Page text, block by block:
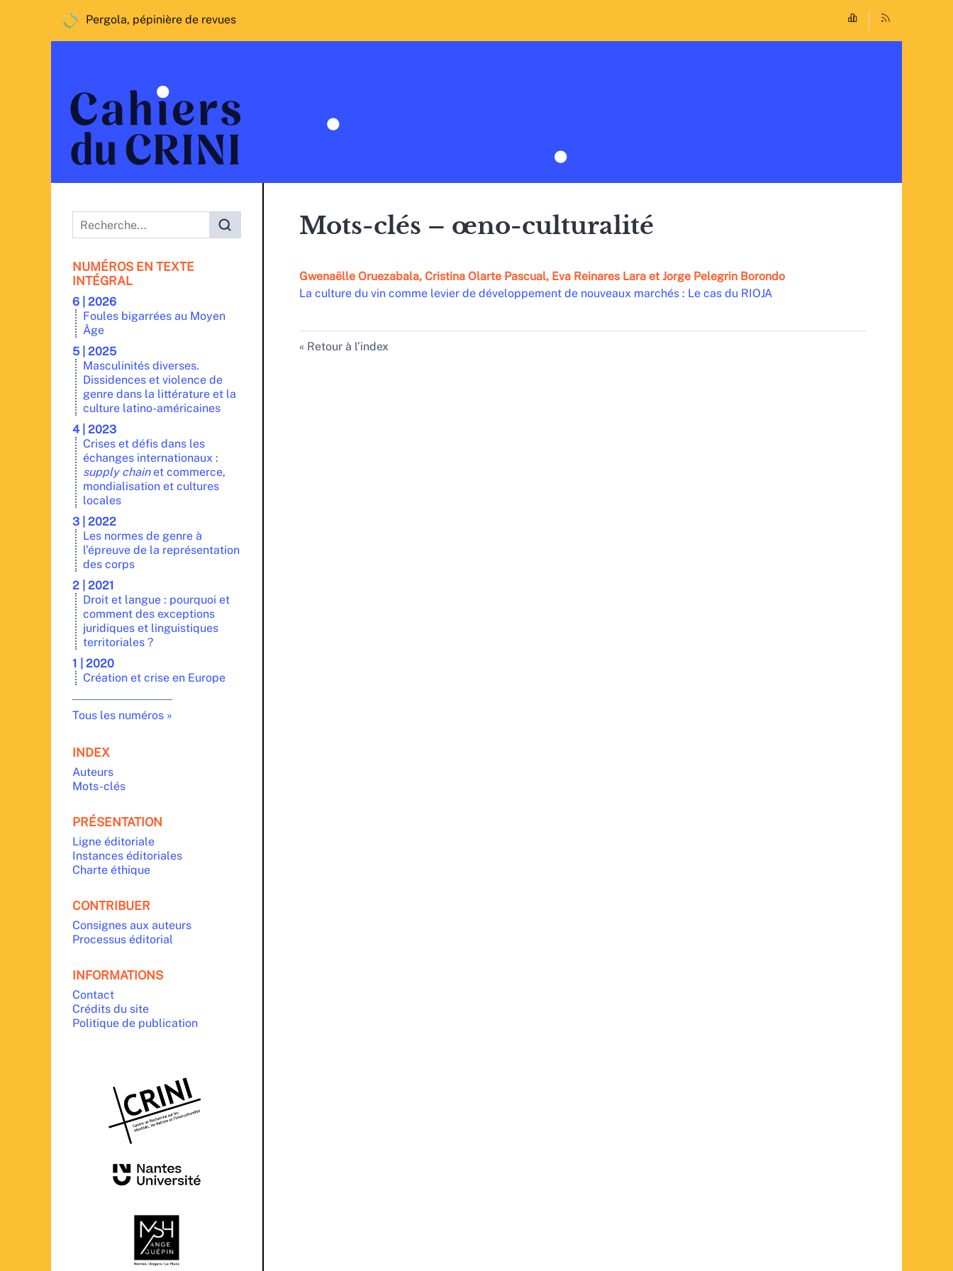
Pergola, pépinière de revues
Menu principal
NUMÉROS EN TEXTE
INTÉGRAL
6 | 2026
Foules bigarrées au Moyen
Âge
5 | 2025
Masculinités diverses.
Dissidences et violence de
genre dans la littérature et la
culture latino-américaines
4 | 2023
Crises et défis dans les
échanges internationaux :
supply chainet commerce,
mondialisation et cultures
locales
3 | 2022
Les normes de genre à
l’épreuve de la représentation
des corps
2 | 2021
Droit et langue : pourquoi et
comment des exceptions
juridiques et linguistiques
territoriales ?
1 | 2020
Création et crise en Europe
Tous les numéros
INDEX
Auteurs
Mots-clés
PRÉSENTATION
Ligne éditoriale
Instances éditoriales
Charte éthique
CONTRIBUER
Consignes aux auteurs
Processus éditorial
INFORMATIONS
Contact
Crédits du site
Politique de publication
Mots-clés – œno-culturalité
Gwenaëlle Oruezabala, Cristina Olarte Pascual, Eva Reinares Lara etJorge Pelegrin Borondo
La culture du vin comme levier de développement de nouveaux marchés : Le cas du RIOJA
Retour à l’index